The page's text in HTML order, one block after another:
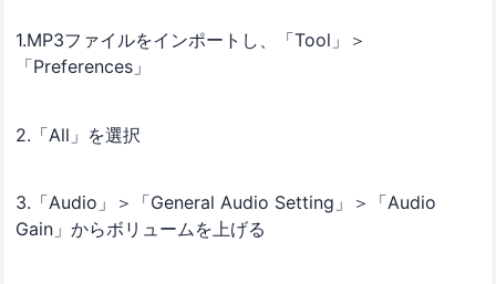
1.MP3ファイルをインポートし、「Tool」＞
「Preferences」
2.「All」を選択
3.「Audio」＞「General Audio Setting」＞「Audio
Gain」からボリュームを上げる